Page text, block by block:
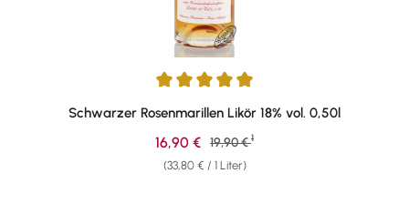
Durchschnittliche Bewertung von 5 von 5 Sternen
Schwarzer Rosenmarillen Likör 18% vol. 0,50l
(33,80 € / 1 Liter)
Verkaufspreis:
16,90 € Regulärer Preis:
19,90 € 1